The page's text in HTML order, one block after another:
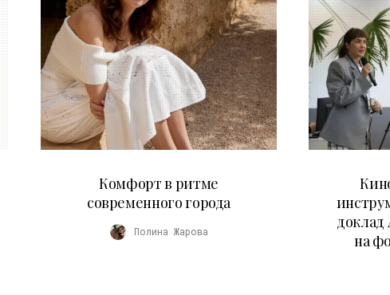
Комфорт в ритме
современного города
Полина Жарова
на